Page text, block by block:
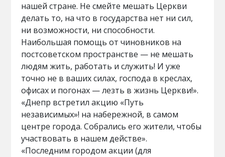
нашей стране. Не смейте мешать Церкви
делать то, на что в государства нет ни сил,
ни возможности, ни способности.
Наибольшая помощь от чиновников на
постсоветском пространстве — не мешать
людям жить, работать и служить! И уже
точно не в ваших силах, господа в креслах,
офисах и погонах — лезть в жизнь Церкви!».
«Днепр встретил акцию «Путь
независимых»! на набережной, в самом
центре города. Собрались его жители, чтобы
участвовать в нашем действе».
«Последним городом акции (для